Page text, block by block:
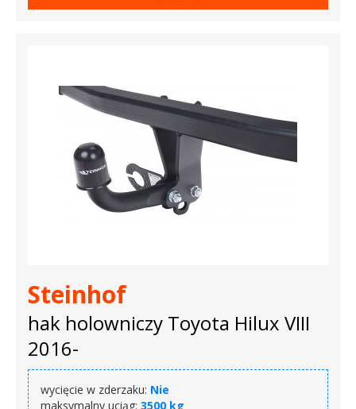
Steinhof
hak holowniczy Toyota Hilux VIII
2016-
wycięcie w zderzaku: Nie
maksymalny uciąg:3500 kg